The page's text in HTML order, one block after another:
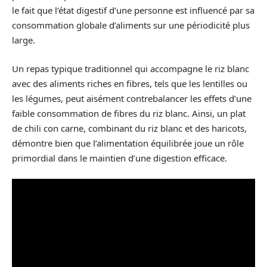
le fait que l’état digestif d’une personne est influencé par sa
consommation globale d’aliments sur une périodicité plus
large.
Un repas typique traditionnel qui accompagne le riz blanc
avec des aliments riches en fibres, tels que les lentilles ou
les légumes, peut aisément contrebalancer les effets d’une
faible consommation de fibres du riz blanc. Ainsi, un plat
de chili con carne, combinant du riz blanc et des haricots,
démontre bien que l’alimentation équilibrée joue un rôle
primordial dans le maintien d’une digestion efficace.